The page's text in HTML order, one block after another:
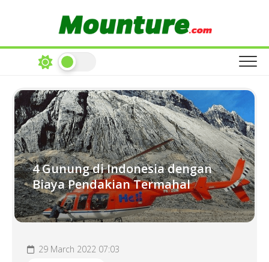
4 Gunung di Indonesia dengan
Biaya Pendakian Termahal
29 March 2022 07:03